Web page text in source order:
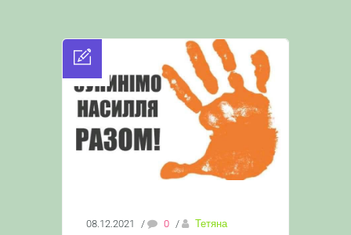
08.12.2021 / 0 / Тетяна